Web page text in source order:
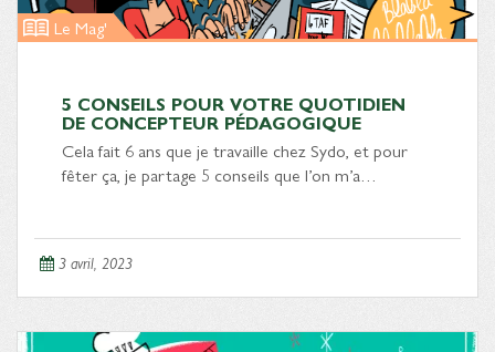
Le Mag'
5 CONSEILS POUR VOTRE QUOTIDIEN
DE CONCEPTEUR PÉDAGOGIQUE
Cela fait 6 ans que je travaille chez Sydo, et pour
fêter ça, je partage 5 conseils que l’on m’a…
3 avril, 2023